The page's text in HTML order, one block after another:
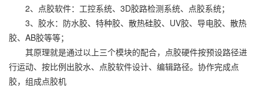
2、点胶软件：工控系统、3D胶路检测系统、点胶系统；
3、胶水：防水胶、特种胶、散热硅胶、UV胶、导电胶、散热
胶、AB胶等等；
其原理就是通过以上三个模块的配合，点胶硬件按预设路径进
行运动、按比例出胶水、点胶软件设计、编辑路径。协作完成点
胶，组成点胶机